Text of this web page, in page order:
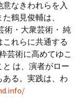
なきわれらを入
鶴見俊輔は、
術・大衆芸術・ 純
れらに共通する
芸術に高めてゆこ
は、演者がロー
る。実践は、わ